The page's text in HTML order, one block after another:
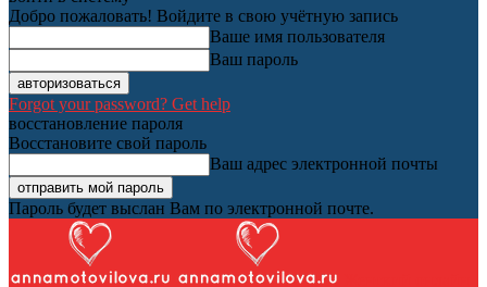
Добро пожаловать! Войдите в свою учётную запись
Ваше имя пользователя
Ваш пароль
Forgot your password? Get help
восстановление пароля
Восстановите свой пароль
Ваш адрес электронной почты
Пароль будет выслан Вам по электронной почте.